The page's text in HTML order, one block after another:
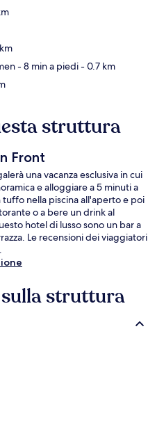
- 8 min a piedi- 0.7 km
struttura
Front
una vacanza esclusiva in cui
e alloggiare a 5 minuti a
nella piscina all'aperto e poi
o a bere un drink al
hotel di lusso sono un bar a
Le recensioni dei viaggiatori
struttura